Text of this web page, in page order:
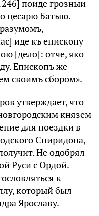
поиде грозныи
цесарю Батыю.
иде къ епископу
[дело]: отче, яко
Епископъ же
своимъ сбором».
утверждает, что
князем
для поездки в
Спиридона,
Не одобрял
Руси с Ордой.
к
который был
Ярославу.